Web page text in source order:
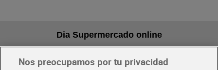
Dia Supermercado online
Pide hoy, recibe hoy
Nos preocupamos por tu privacidad